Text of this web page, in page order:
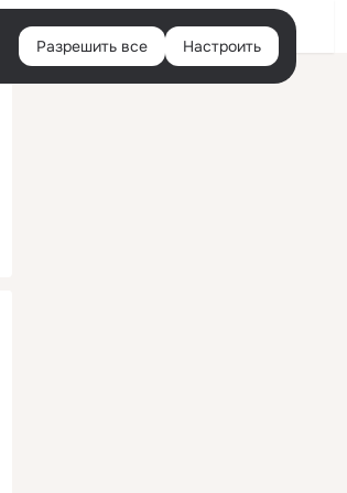
Войти
Разрешить все Настроить